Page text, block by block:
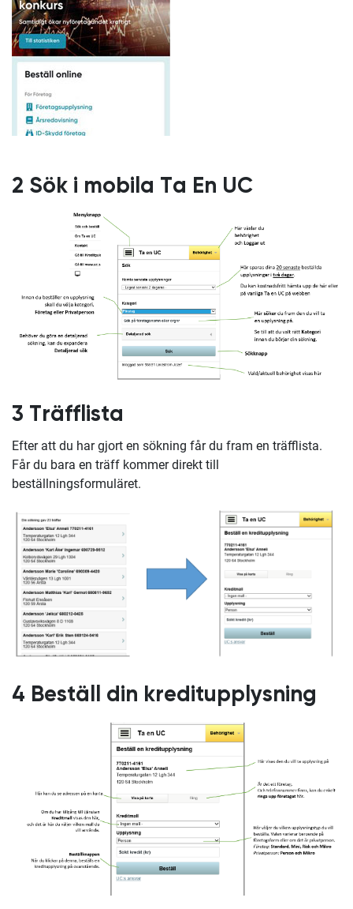
2 Sök i mobila Ta En UC
3 Träfflista
Efter att du har gjort en sökning får du fram en träfflista.
Får du bara en träff kommer direkt till
beställningsformuläret.
4 Beställ din kreditupplysning